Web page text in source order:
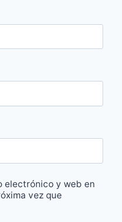
electrónico y web en
vez que